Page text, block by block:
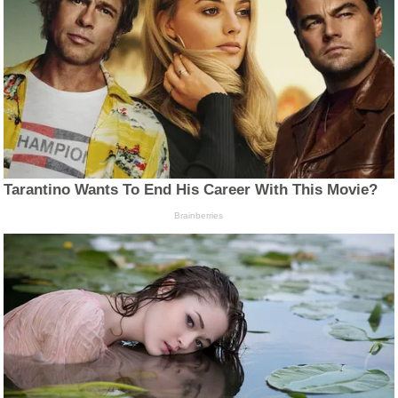
Tarantino Wants To End His Career With This Movie?
Brainberries